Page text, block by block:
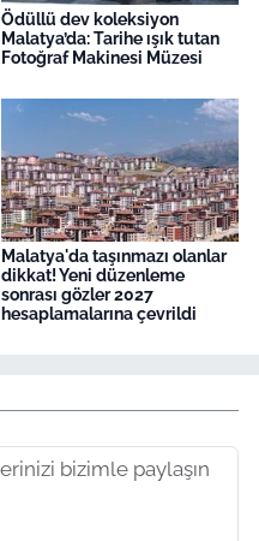
Ödüllü dev koleksiyon
Malatya’da: Tarihe ışık tutan
Fotoğraf Makinesi Müzesi
Malatya'da taşınmazı olanlar
dikkat! Yeni düzenleme
sonrası gözler 2027
hesaplamalarına çevrildi